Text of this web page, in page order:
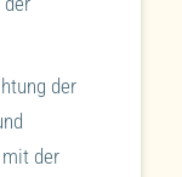
der
der